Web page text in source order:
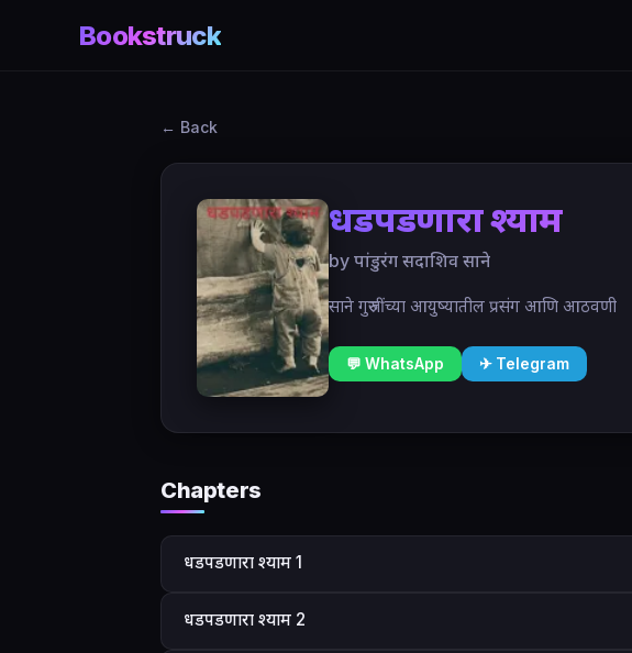
Bookstruck
← Back
धडपडणारा श्याम
by पांडुरंग सदाशिव साने
साने गुरुजींच्या आयुष्यातील प्रसंग आणि आठवणी
💬 WhatsApp ✈ Telegram
Chapters
धडपडणारा श्याम 1
धडपडणारा श्याम 2